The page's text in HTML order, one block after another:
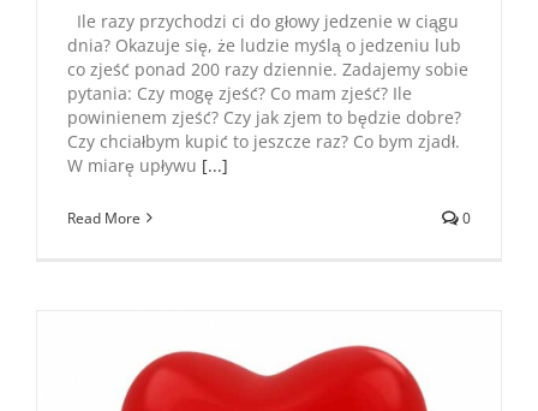
Ile razy przychodzi ci do głowy jedzenie w ciągu
dnia? Okazuje się, że ludzie myślą o jedzeniu lub
co zjeść ponad 200 razy dziennie. Zadajemy sobie
pytania: Czy mogę zjeść? Co mam zjeść? Ile
powinienem zjeść? Czy jak zjem to będzie dobre?
Czy chciałbym kupić to jeszcze raz? Co bym zjadł.
W miarę upływu [...]
Read More 0